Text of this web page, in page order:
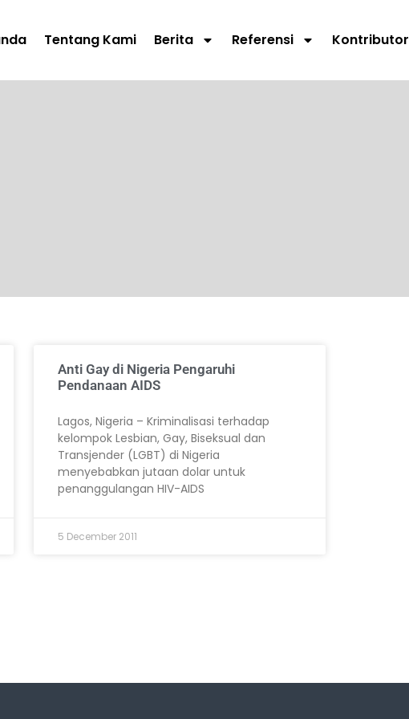
Tentang Kami Berita Referensi Kontributor
Anti Gay di Nigeria Pengaruhi
Pendanaan AIDS
Lagos, Nigeria – Kriminalisasi terhadap
kelompok Lesbian, Gay, Biseksual dan
Transjender (LGBT) di Nigeria
menyebabkan jutaan dolar untuk
penanggulangan HIV-AIDS
5 December 2011